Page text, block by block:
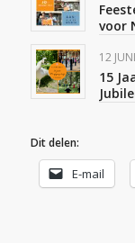
voor
12
15
Dit delen:
E-mail